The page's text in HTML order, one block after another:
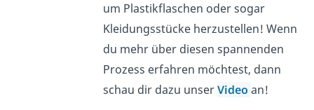
um Plastikflaschen oder sogar
Kleidungsstücke herzustellen! Wenn
du mehr über diesen spannenden
Prozess erfahren möchtest, dann
schau dir dazu unserVideoan!